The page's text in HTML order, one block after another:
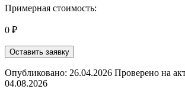
Примерная стоимость:
0 ₽
Оставить заявку
Опубликовано: 26.04.2026 Проверено на
04.08.2026